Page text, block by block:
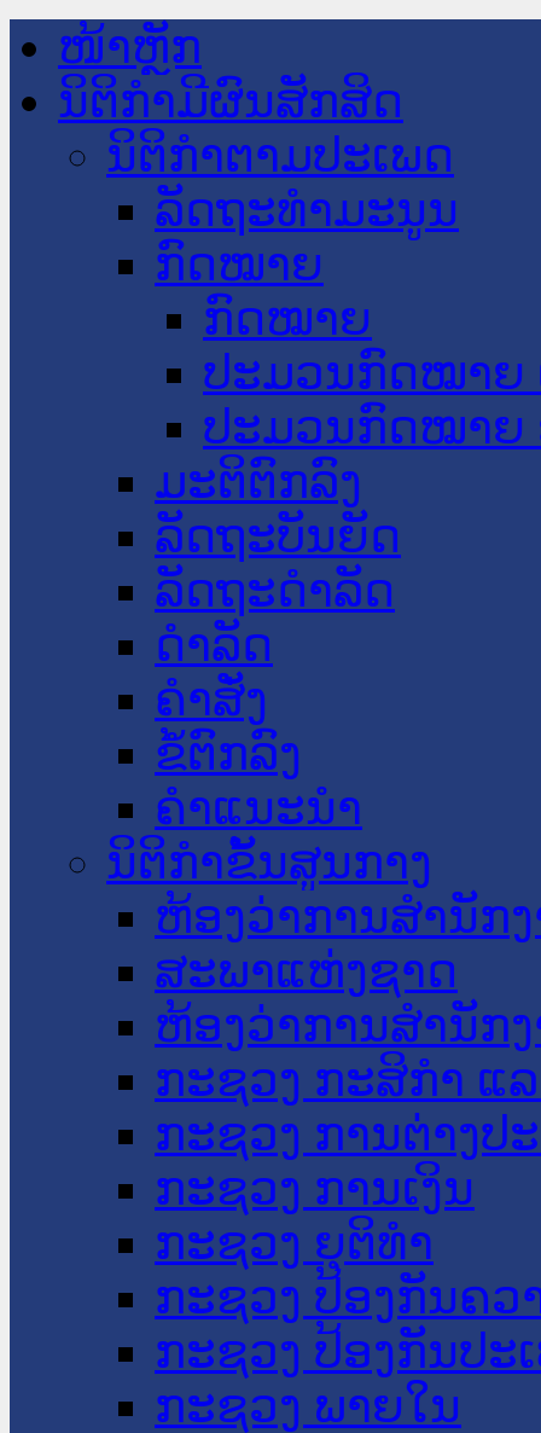
ໜ້າຫຼັກ
ນິຕິກໍາມີຜົນສັກສິດ
ນິຕິກໍາຕາມປະເພດ
ລັດຖະທໍາມະນູນ
ກົດໝາຍ
ກົດໝາຍ
ປະມວນກົດໝາຍ
ປະມວນກົດໝາຍ
ມະຕິຕົກລົງ
ລັດຖະບັນຍັດ
ລັດຖະດໍາລັດ
ດໍາລັດ
ຄໍາສັ່ງ
ຂໍ້ຕົກລົງ
ຄໍາແນະນໍາ
ນິຕິກໍາຂັ້ນສູນກາງ
ຫ້ອງວ່າການສໍານັກ
ສະພາແຫ່ງຊາດ
ຫ້ອງວ່າການສຳນັກ
ກະຊວງ ກະສິກຳ ແ
ກະຊວງ ການຕ່າງປ
ກະຊວງ ການເງິນ
ກະຊວງ ຍຸຕິທໍາ
ກະຊວງ ປ້ອງກັນຄວ
ກະຊວງ ປ້ອງກັນປະ
ກະຊວງ ພາຍໃນ